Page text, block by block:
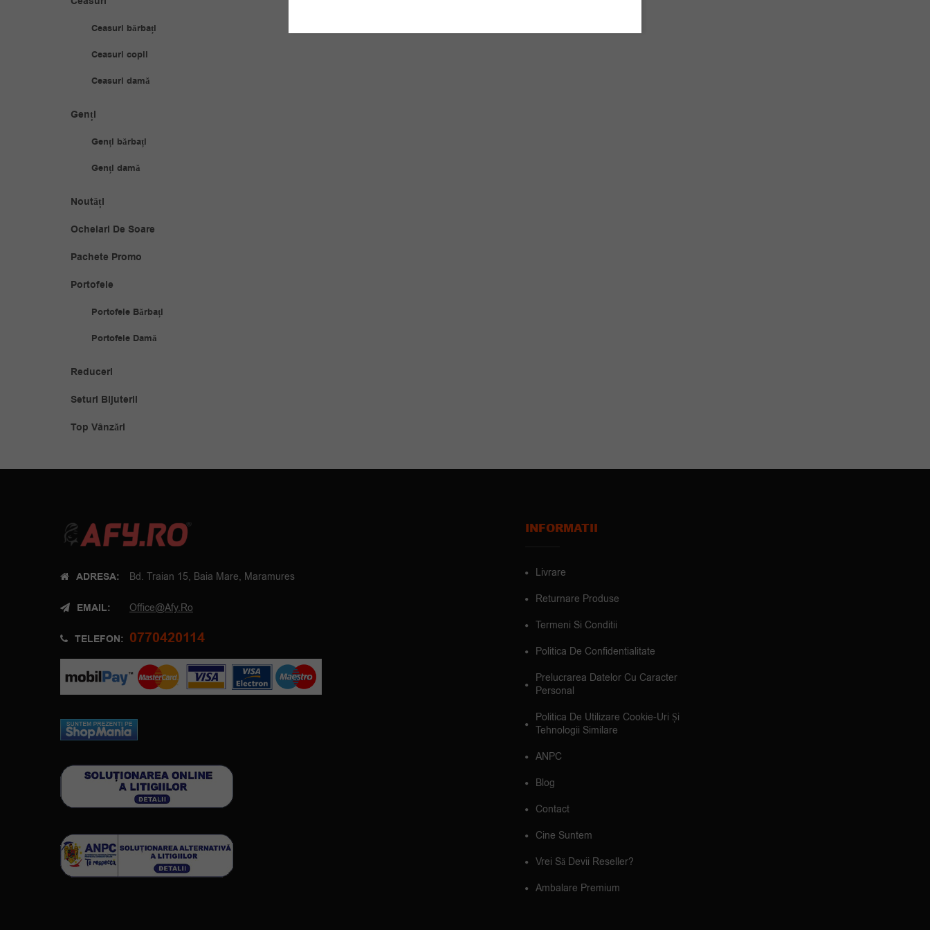
Ceasuri bărbați
Ceasuri copii
Ceasuri damă
Genți
Genți bărbați
Genți damă
Noutăți
Ochelari De Soare
Pachete Promo
Portofele
Portofele Bărbați
Portofele Damă
Reduceri
Seturi Bijuterii
Top Vânzări
ADRESA: Bd. Traian 15, Baia Mare, Maramures
EMAIL: Office@afy.ro
TELEFON: 0770420114
INFORMATII
Livrare
Returnare Produse
Termeni Si Conditii
Politica De Confidentialitate
Prelucrarea Datelor Cu Caracter
Personal
Politica De Utilizare Cookie-Uri Și
Tehnologii Similare
ANPC
Blog
Contact
Cine Suntem
Vrei Să Devii Reseller?
Ambalare Premium